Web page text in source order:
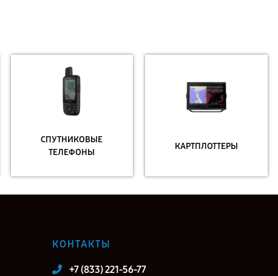
СПУТНИКОВЫЕ
ТЕЛЕФОНЫ
КАРТПЛОТТЕРЫ
КОНТАКТЫ
+7 (833) 221-56-77